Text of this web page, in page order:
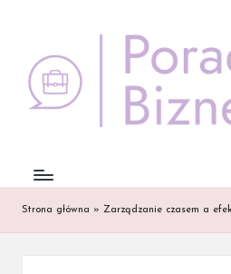
content
Strona główna » Zarządzanie czasem a